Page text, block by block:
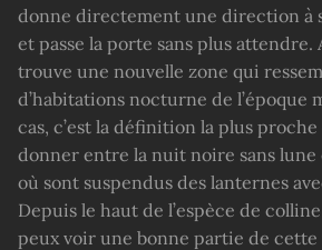
donne directement une direction à
et passe la porte sans plus attendre.
trouve une nouvelle zone qui
d’habitations nocturne de l’époque
cas, c’est la définition la plus
donner entre la nuit noire sans lune
où sont suspendus des lanternes
Depuis le haut de l’espèce de
peux voir une bonne partie de cette